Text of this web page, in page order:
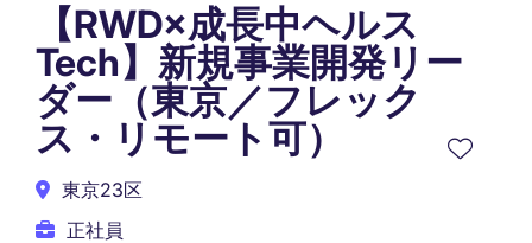
【RWD×成長中ヘルス
Tech】新規事業開発リー
ダー（東京／フレック
ス・リモート可）
東京23区
正社員